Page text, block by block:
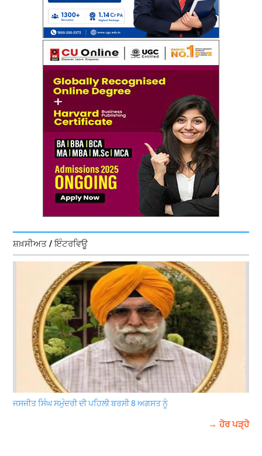
ਸ਼ਖ਼ਸੀਅਤ / ਇੰਟਰਵਿਊ
ਜਸਜੀਤ ਸਿੰਘ ਸਮੁੰਦਰੀ ਦੀ ਪਹਿਲੀ ਬਰਸੀ 8 ਅਗਸਤ ਨੂੰ
→ ਹੋਰ ਪੜ੍ਹੋ